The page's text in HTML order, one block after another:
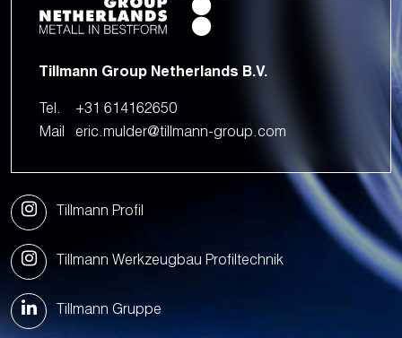
Tillmann Group Netherlands B.V.
Tel.
+31 614162650
Mail
eric.mulder@tillmann-group.com
Tillmann Profil
Tillmann Werkzeugbau Profiltechnik
Tillmann Gruppe